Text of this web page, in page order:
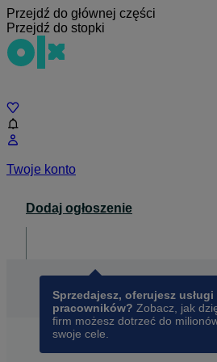
Przejdź do głównej części
Przejdź do stopki
Twoje konto
Dodaj ogłoszenie
Sprzedajesz, oferujesz
pracowników? Zobacz, jak
firm możesz dotrzeć do
swoje cele.